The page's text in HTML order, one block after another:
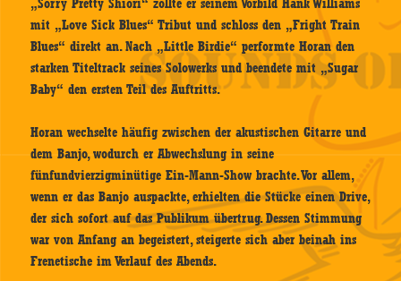
„Sorry Pretty Shiori“ zollte er seinem Vorbild Hank Williams
mit „Love Sick Blues“ Tribut und schloss den „Fright Train
Blues“ direkt an. Nach „Little Birdie“ performte Horan den
starken Titeltrack seines Solowerks und beendete mit „Sugar
Baby“ den ersten Teil des Auftritts.
Horan wechselte häufig zwischen der akustischen Gitarre und
dem Banjo, wodurch er Abwechslung in seine
fünfundvierzigminütige Ein-Mann-Show brachte. Vor allem,
wenn er das Banjo auspackte, erhielten die Stücke einen Drive,
der sich sofort auf das Publikum übertrug. Dessen Stimmung
war von Anfang an begeistert, steigerte sich aber beinah ins
Frenetische im Verlauf des Abends.